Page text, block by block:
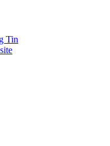
Tin